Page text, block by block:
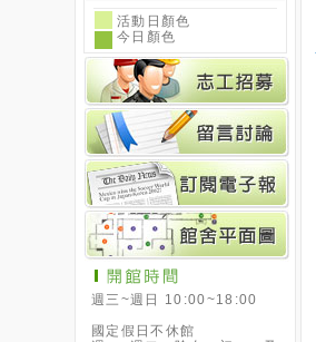
活動日顏色
今日顏色
週三~週日 10:00~18:00
國定假日不休館